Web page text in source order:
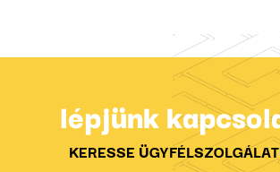
lépjünk
KERESSE